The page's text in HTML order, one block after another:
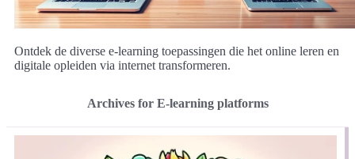
Ontdek de diverse e-learning toepassingen die het online leren en
digitale opleiden via internet transformeren.
Archives for E-learning platforms